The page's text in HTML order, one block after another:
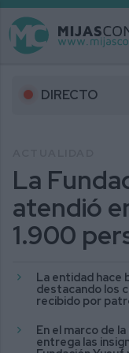
DIRECTO
La
atendió
1.900
La entidad hace
destacando los
recibido por
En el marco de
entrega las